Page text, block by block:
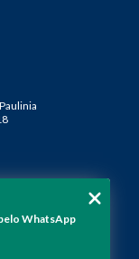
WhatsApp